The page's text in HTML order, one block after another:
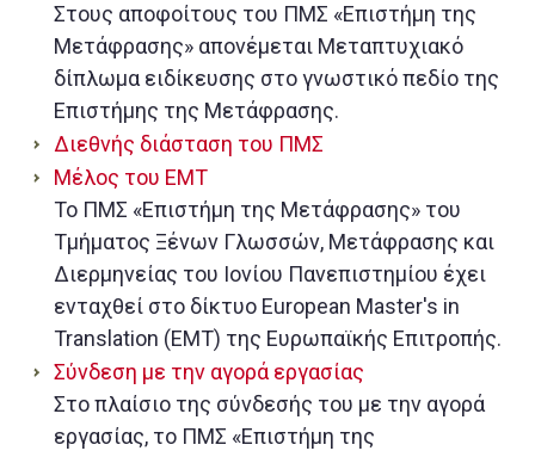
Στους αποφοίτους του ΠΜΣ «Επιστήμη της
Μετάφρασης» απονέμεται Μεταπτυχιακό
δίπλωμα ειδίκευσης στο γνωστικό πεδίο της
Επιστήμης της Μετάφρασης.
Διεθνής διάσταση του ΠΜΣ
Μέλος του ΕΜΤ
Το ΠΜΣ «Επιστήμη της Μετάφρασης» του
Τμήματος Ξένων Γλωσσών, Μετάφρασης και
Διερμηνείας του Ιονίου Πανεπιστημίου έχει
ενταχθεί στο δίκτυο European Master's in
Translation (ΕΜΤ) της Ευρωπαϊκής Επιτροπής.
Σύνδεση με την αγορά εργασίας
Στο πλαίσιο της σύνδεσής του με την αγορά
εργασίας, το ΠΜΣ «Επιστήμη της